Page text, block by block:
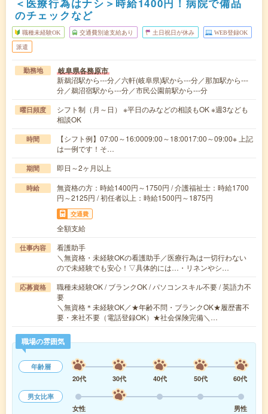
＜医療行為はナシ＞時給1400円！病院で備品
のチェックなど
職種未経験OK 交通費別途支給あり 土日祝日が休み WEB登録OK
派遣
勤務地 岐阜県各務原市
新鵜沼駅から---分／六軒(岐阜県)駅から---分／那加駅から---
分／鵜沼宿駅から---分／市民公園前駅から---分
曜日頻度
シフト制（月～日） ※平日のみなどの相談もOK ※週3なども
相談OK
時間
【シフト例】07:00～16:0009:00～18:0017:00～09:00※ 上記
は一例です！そ…
期間 即日～2ヶ月以上
時給
無資格の方：時給1400円～1750円 / 介護福祉士：時給1700
円～2125円 / 初任者以上：時給1500円～1875円
交通費
全額支給
仕事内容
看護助手
＼無資格・未経験OKの看護助手／医療行為は一切行わない
ので未経験でも安心！▽具体的には…・リネンやシ…
応募資格
職種未経験OK / ブランクOK / パソコンスキル不要 / 英語力不
要
＼無資格＊未経験OK／★年齢不問・ブランクOK★履歴書不
要・来社不要（電話登録OK）★社会保険完備＼…
職場の雰囲気
年齢層
20代
30代 40代 50代
60代
男女比率
女性
男性